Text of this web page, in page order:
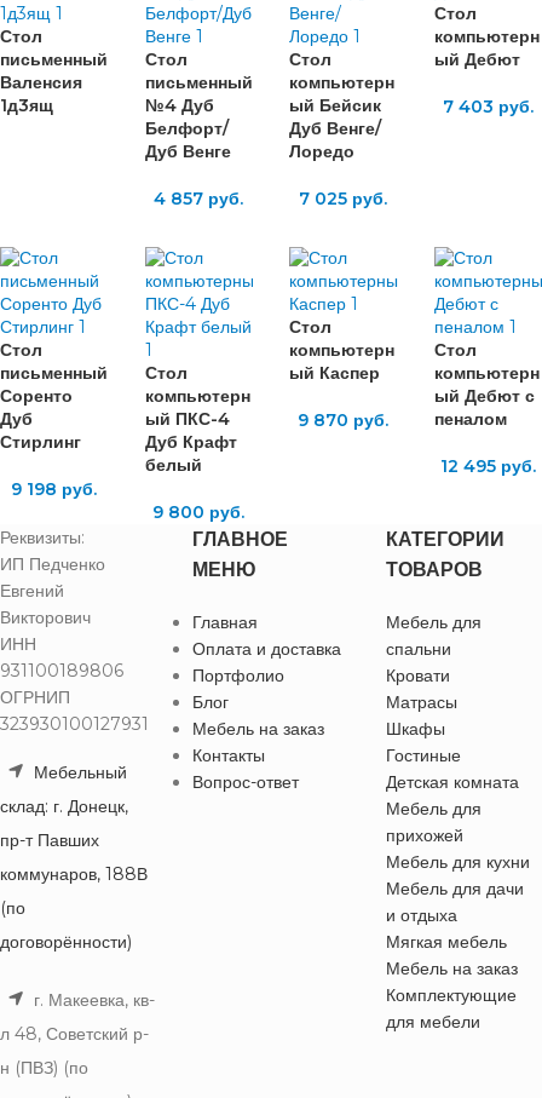
Стол
письменный
Валенсия
1д3ящ
Стол
письменный
№4 Дуб
Белфорт/
Дуб Венге
4 857 руб.
Стол
компьютерн
ый Бейсик
Дуб Венге/
Лоредо
7 025 руб.
Стол
компьютерн
ый Дебют
7 403 руб.
Стол
письменный
Соренто
Дуб
Стирлинг
9 198 руб.
Стол
компьютерн
ый ПКС-4
Дуб Крафт
белый
9 800 руб.
Стол
компьютерн
ый Каспер
9 870 руб.
Стол
компьютерн
ый Дебют с
пеналом
12 495руб.
Реквизиты:
ИП Педченко
Евгений
Викторович
ИНН
931100189806
ОГРНИП
323930100127931
Мебельный
склад: г. Донецк,
пр-т Павших
коммунаров, 188В
(по
договорённости)
г. Макеевка, кв-
л 48, Советский р-
н (ПВЗ) (по
ГЛАВНОЕ
МЕНЮ
Главная
Оплата и доставка
Портфолио
Блог
Мебель на заказ
Контакты
Вопрос-ответ
КАТЕГОРИИ
ТОВАРОВ
Мебель для
спальни
Кровати
Матрасы
Шкафы
Гостиные
Детская комната
Мебель для
прихожей
Мебель для кухни
Мебель для дачи
и отдыха
Мягкая мебель
Мебель на заказ
Комплектующие
для мебели